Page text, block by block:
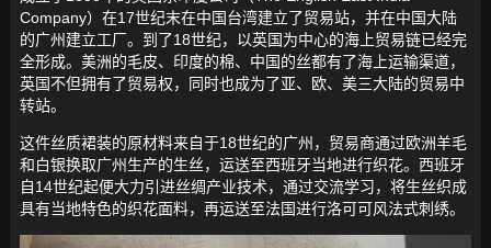
Company）在17世纪末在中国台湾建立了贸易站，并在中国大陆
的广州建立工厂。到了18世纪，以英国为中心的海上贸易链已经完
全形成。美洲的毛皮、印度的棉、中国的丝都有了海上运输渠道，
英国不但拥有了贸易权，同时也成为了亚、欧、美三大陆的贸易中
转站。
这件丝质裙装的原材料来自于18世纪的广州，贸易商通过欧洲羊毛
和白银换取广州生产的生丝，运送至西班牙当地进行织花。西班牙
自14世纪起便大力引进丝绸产业技术，通过交流学习，将生丝织成
具有当地特色的织花面料，再运送至法国进行洛可可风法式刺绣。